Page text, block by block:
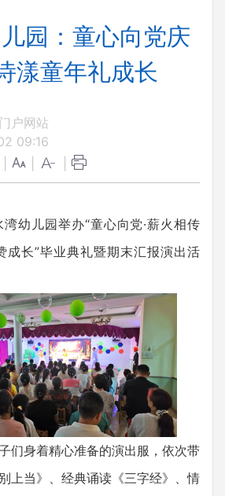
园：童心向党庆
漾童年礼成长
户网站
09:16
儿园举办“童心向党·薪火相传
长”毕业典礼暨期末汇报演出活
身着精心准备的演出服，依次带
上当》、经典诵读《三字经》、情